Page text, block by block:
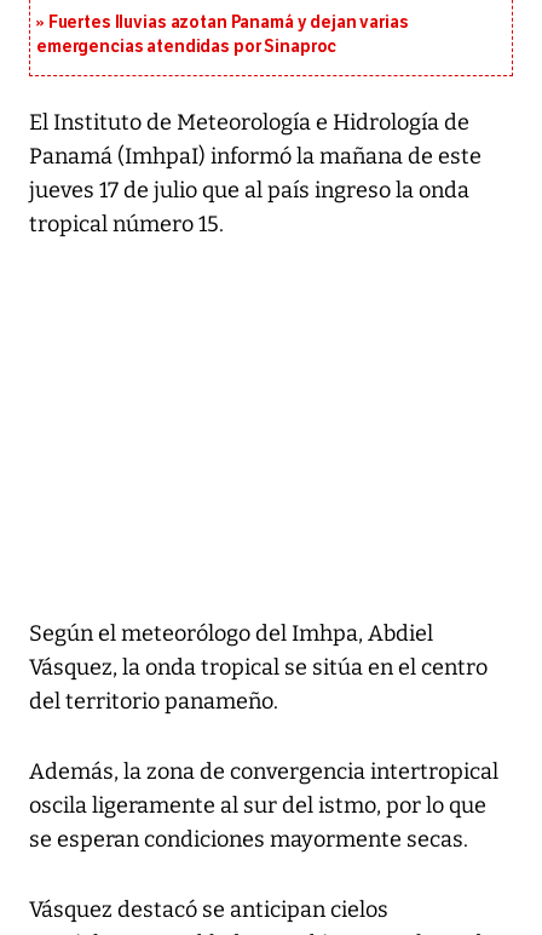
Fuertes lluvias azotan Panamá y dejan varias
emergencias atendidas por Sinaproc
El Instituto de Meteorología e Hidrología de
Panamá (ImhpaI) informó la mañana de este
jueves 17 de julio que al país ingreso la onda
tropical número 15.
Según el meteorólogo del Imhpa, Abdiel
Vásquez, la onda tropical se sitúa en el centro
del territorio panameño.
Además, la zona de convergencia intertropical
oscila ligeramente al sur del istmo, por lo que
se esperan condiciones mayormente secas.
Vásquez destacó se anticipan cielos